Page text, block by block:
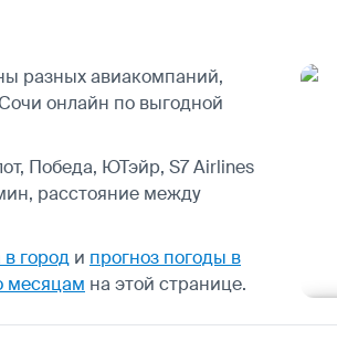
разных авиакомпаний,
онлайн по выгодной
Победа, ЮТэйр, S7 Airlines
расстояние между
в город и прогноз погоды в
месяцам на этой странице.